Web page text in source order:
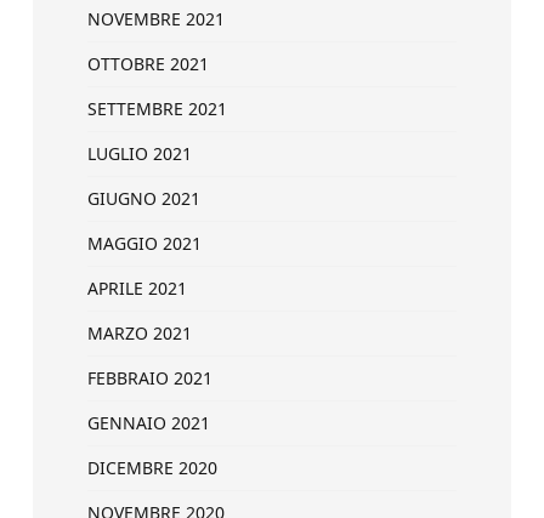
NOVEMBRE 2021
OTTOBRE 2021
SETTEMBRE 2021
LUGLIO 2021
GIUGNO 2021
MAGGIO 2021
APRILE 2021
MARZO 2021
FEBBRAIO 2021
GENNAIO 2021
DICEMBRE 2020
NOVEMBRE 2020